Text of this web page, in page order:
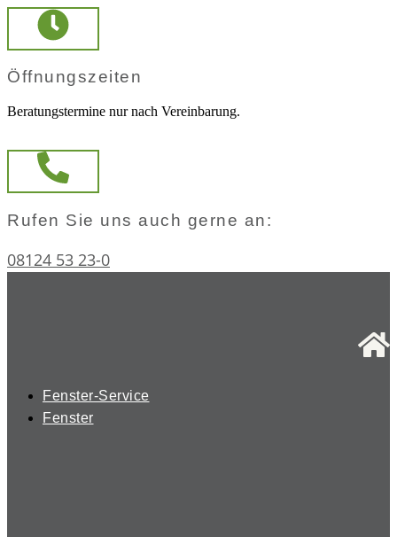
Zum
Inhalt
springen
Öffnungszeiten
Beratungstermine nur nach Vereinbarung.
Rufen Sie uns auch gerne an:
08124 53 23-0
Fenster-Service
Fenster